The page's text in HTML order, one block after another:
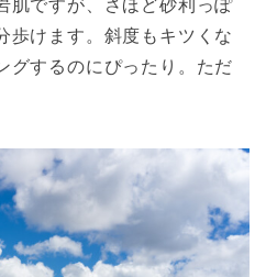
肌ですが、さほど砂利っぽ
歩けます。斜度もキツくな
グするのにぴったり。ただ